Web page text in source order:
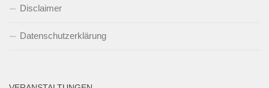
Disclaimer
Datenschutzerklärung